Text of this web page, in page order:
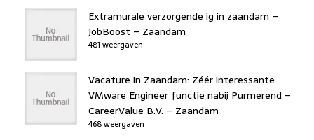
Extramurale verzorgende ig in zaandam –
JobBoost – Zaandam
481 weergaven
Vacature in Zaandam: Zéér interessante
VMware Engineer functie nabij Purmerend –
CareerValue B.V. – Zaandam
468 weergaven